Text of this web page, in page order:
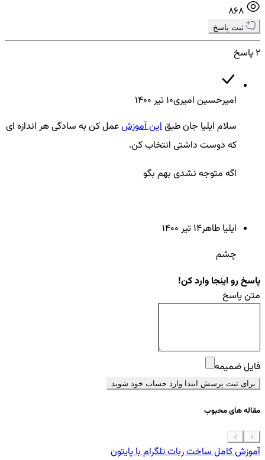
ثبت پاسخ
2 پاسخ
امیرحسین امیری10 تير ۱۴۰۰
سلام ایلیا جان طبقاین آموزشعمل کن به سادگی هر اندازه ای
که دوست داشتی انتخاب کن.
اگه متوجه نشدی بهم بگو
ایلیا طاهر14 تير ۱۴۰۰
چشم
پاسخ رو اینجا وارد کن!
متن پاسخ
فایل ضمیمه
برای ثبت پرسش ابتدا وارد حساب خود شوید
مقاله های محبوب
آموزش کامل ساخت ربات تلگرام با پایتون